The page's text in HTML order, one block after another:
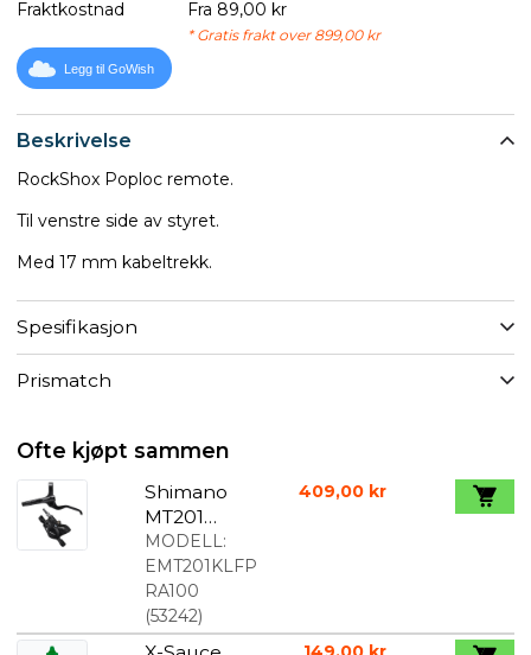
Beskrivelse
RockShox Poploc remote.
Til venstre side av styret.
Med 17 mm kabeltrekk.
Spesifikasjon
Prismatch
Fraktkostnad
Fra 89,00 kr
* Gratis frakt over 899,00 kr
Legg til GoWish
Ofte kjøpt sammen
Shimano
MT201
Bremsesett
Forbremser
MODELL:
EMT201KLFP
RA100
(53242)
409,00 kr